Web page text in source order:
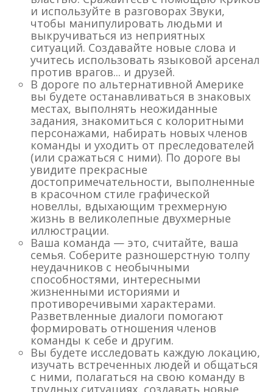
и используйте в разговорах Звуки,
чтобы манипулировать людьми и
выкручиваться из неприятных
ситуаций. Создавайте новые слова и
учитесь использовать языковой арсенал
против врагов... и друзей.
В дороге по альтернативной Америке
вы будете останавливаться в знаковых
местах, выполнять неожиданные
задания, знакомиться с колоритными
персонажами, набирать новых членов
команды и уходить от преследователей
(или сражаться с ними). По дороге вы
увидите прекрасные
достопримечательности, выполненные
в красочном стиле графической
новеллы, вдыхающим трехмерную
жизнь в великолепные двухмерные
иллюстрации.
Ваша команда — это, считайте, ваша
семья. Соберите разношерстную толпу
неудачников с необычными
способностями, интересными
жизненными историями и
противоречивыми характерами.
Разветвленные диалоги помогают
формировать отношения членов
команды к себе и другим.
Вы будете исследовать каждую локацию,
изучать встреченных людей и общаться
с ними, полагаться на свою команду в
трудных ситуациях, создавать новые